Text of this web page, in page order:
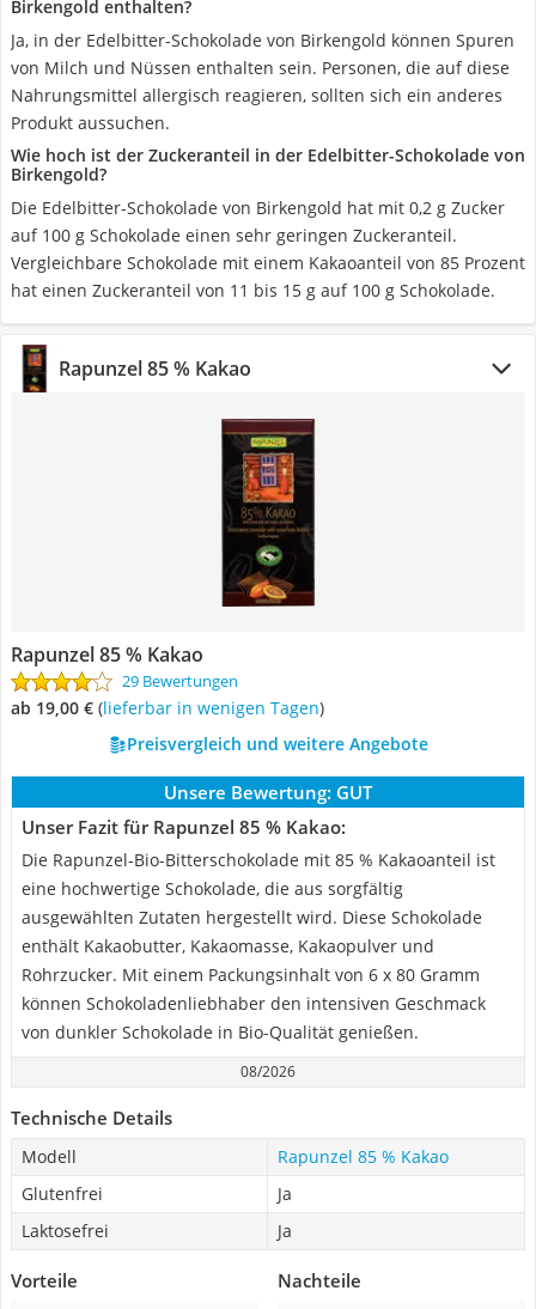
Birkengold enthalten?
Ja, in der Edelbitter-Schokolade von Birkengold können Spuren
von Milch und Nüssen enthalten sein. Personen, die auf diese
Nahrungsmittel allergisch reagieren, sollten sich ein anderes
Produkt aussuchen.
Wie hoch ist der Zuckeranteil in der Edelbitter-Schokolade von
Birkengold?
Die Edelbitter-Schokolade von Birkengold hat mit 0,2 g Zucker
auf 100 g Schokolade einen sehr geringen Zuckeranteil.
Vergleichbare Schokolade mit einem Kakaoanteil von 85 Prozent
hat einen Zuckeranteil von 11 bis 15 g auf 100 g Schokolade.
Rapunzel 85 % Kakao
Rapunzel 85 % Kakao
29 Bewertungen
ab 19,00 € ( Lieferbar in wenigen Tagen)
Preisvergleich und weitere Angebote
Unsere Bewertung: GUT
Unser Fazit für Rapunzel 85 % Kakao:
Die Rapunzel-Bio-Bitterschokolade mit 85 % Kakaoanteil ist
eine hochwertige Schokolade, die aus sorgfältig
ausgewählten Zutaten hergestellt wird. Diese Schokolade
enthält Kakaobutter, Kakaomasse, Kakaopulver und
Rohrzucker. Mit einem Packungsinhalt von 6 x 80 Gramm
können Schokoladenliebhaber den intensiven Geschmack
von dunkler Schokolade in Bio-Qualität genießen.
08/2026
Technische Details
Modell
Rapunzel 85 % Kakao
Glutenfrei
Ja
Laktosefrei
Ja
Vorteile Nachteile